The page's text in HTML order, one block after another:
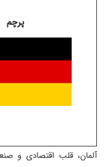
پرچم
آلمان، قلب اقتصادی و